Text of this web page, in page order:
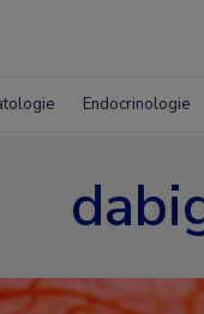
Endocrinologie